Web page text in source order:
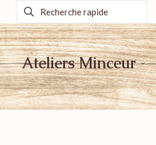
Ateliers Minceur